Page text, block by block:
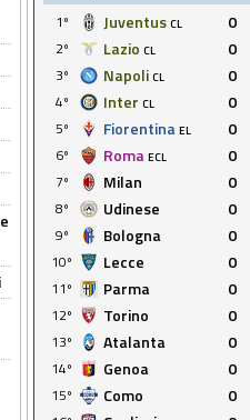
1º Juventus CL 0
2º
Lazio CL 0
3º
Napoli CL 0
4º
Inter CL 0
5º
Fiorentina EL 0
6º
Roma ECL 0
7º
Milan 0
8º
Udinese 0
9º
Bologna 0
10º
Lecce 0
11º
Parma 0
12º
Torino 0
13º
Atalanta 0
14º
Genoa 0
15º
Como 0